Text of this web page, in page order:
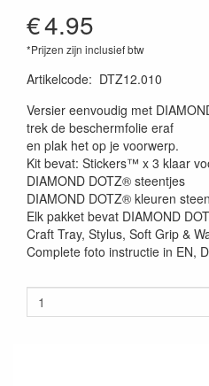
€4.95
*Prijzen zijn inclusief btw
Artikelcode: DTZ12.010
Versier eenvoudig met
trek de beschermfolie eraf
en plak het op je voorwerp.
Kit bevat: Stickers™ x 3 klaar
DIAMOND DOTZ® steentjes
DIAMOND DOTZ® kleuren
Elk pakket bevat DIAMOND
Craft Tray, Stylus, Soft Grip &
Complete foto instructie in EN,